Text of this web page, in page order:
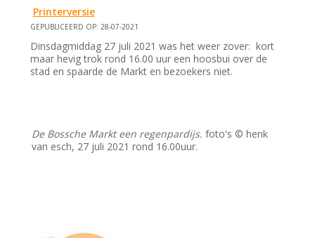
Printerversie
GEPUBLICEERD OP: 28-07-2021
Dinsdagmiddag 27 juli 2021 was het weer zover: kort
maar hevig trok rond 16.00 uur een hoosbui over de
stad en spaarde de Markt en bezoekers niet.
De Bossche Markt een regenpardijs. foto's © henk
van esch, 27 juli 2021 rond 16.00uur.